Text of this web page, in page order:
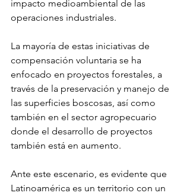
impacto medioambiental de las
operaciones industriales.
La mayoría de estas iniciativas de
compensación voluntaria se ha
enfocado en proyectos forestales, a
través de la preservación y manejo de
las superficies boscosas, así como
también en el sector agropecuario
donde el desarrollo de proyectos
también está en aumento.
Ante este escenario, es evidente que
Latinoamérica es un territorio con un